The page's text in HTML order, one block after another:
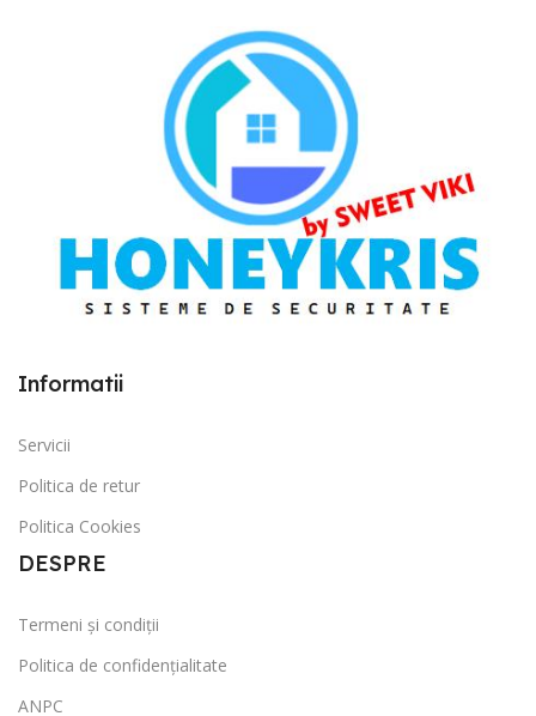
Informatii
Servicii
Politica de retur
Politica Cookies
DESPRE
Termeni și condiții
Politica de confidențialitate
ANPC